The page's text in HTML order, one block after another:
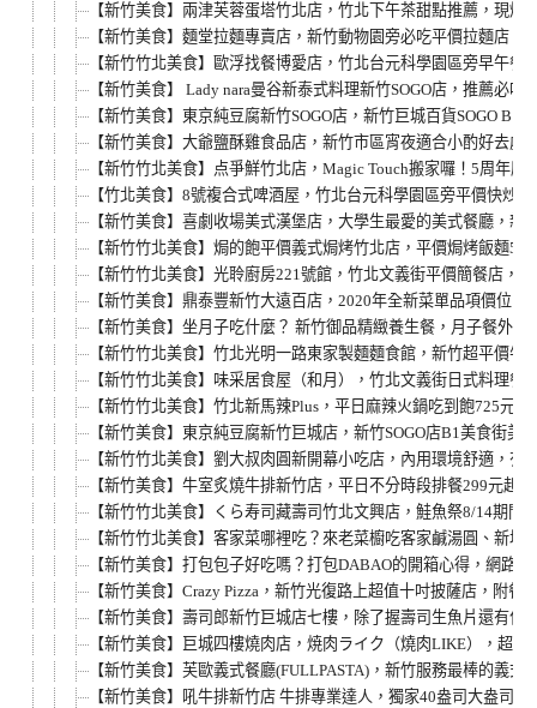
【新竹美食】兩津芙蓉蛋塔竹北店，竹北下午茶甜點推薦，現
【新竹美食】麵堂拉麵專賣店，新竹動物園旁必吃平價拉麵店
【新竹竹北美食】歐浮找餐博愛店，竹北台元科學園區旁早午
【新竹美食】 Lady nara曼谷新泰式料理新竹SOGO店，推薦必
【新竹美食】東京純豆腐新竹SOGO店，新竹巨城百貨SOGO
【新竹美食】大爺鹽酥雞食品店，新竹市區宵夜適合小酌好去
【新竹竹北美食】点爭鮮竹北店，Magic Touch搬家囉！5周年
【竹北美食】8號複合式啤酒屋，竹北台元科學園區旁平價快炒
【新竹美食】喜劇收場美式漢堡店，大學生最愛的美式餐廳，
【新竹竹北美食】焗的飽平價義式焗烤竹北店，平價焗烤飯麵
【新竹竹北美食】光聆廚房221號館，竹北文義街平價簡餐店，
【新竹美食】鼎泰豐新竹大遠百店，2020年全新菜單品項價位
【新竹美食】坐月子吃什麼？ 新竹御品精緻養生餐，月子餐外
【新竹竹北美食】竹北光明一路東家製麵麵食館，新竹超平價
【新竹竹北美食】味采居食屋（和月），竹北文義街日式料理
【新竹竹北美食】竹北新馬辣Plus，平日麻辣火鍋吃到飽725
【新竹美食】東京純豆腐新竹巨城店，新竹SOGO店B1美食街
【新竹竹北美食】劉大叔肉圓新開幕小吃店，內用環境舒適，
【新竹美食】牛室炙燒牛排新竹店，平日不分時段排餐299元
【新竹竹北美食】くら寿司藏壽司竹北文興店，鮭魚祭8/14期
【新竹竹北美食】客家菜哪裡吃？來老菜櫥吃客家鹹湯圓、新
【新竹美食】打包包子好吃嗎？打包DABAO的開箱心得，網路
【新竹美食】Crazy Pizza，新竹光復路上超值十吋披薩店，附
【新竹美食】壽司郎新竹巨城店七樓，除了握壽司生魚片還有
【新竹美食】巨城四樓燒肉店，焼肉ライク（燒肉LIKE），超
【新竹美食】芙歐義式餐廳(FULLPASTA)，新竹服務最棒的義
【新竹美食】吼牛排新竹店 牛排專業達人，獨家40盎司大盎司